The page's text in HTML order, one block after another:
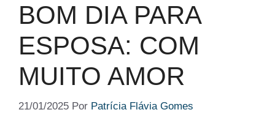
BOM DIA PARA
ESPOSA​: COM
MUITO AMOR
21/01/2025 Por Patrícia Flávia Gomes